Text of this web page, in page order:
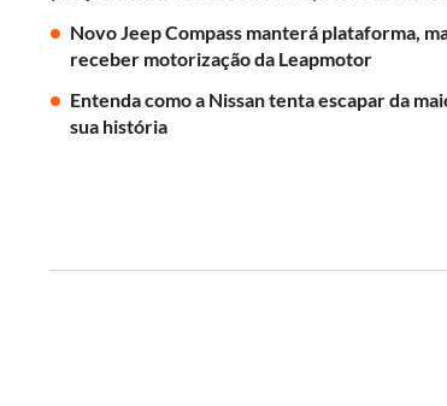
Novo Jeep Compass manterá plataforma,
receber motorização da Leapmotor
Entenda como a Nissan tenta escapar da
sua história